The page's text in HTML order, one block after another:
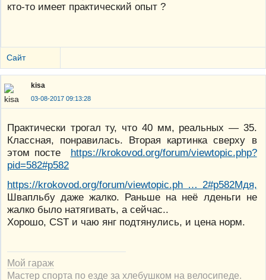
кто-то имеет практический опыт ?
Сайт
kisa
03-08-2017 09:13:28
Практически трогал ту, что 40 мм, реальных — 35.
Классная, понравилась. Вторая картинка сверху в
этом посте https://krokovod.org/forum/viewtopic.php?
pid=582#p582
https://krokovod.org/forum/viewtopic.ph … 2#p582Мдя,
Швапльбу даже жалко. Раньше на неё лденьги не
жалко было натягивать, а сейчас..
Хорошо, СST и чаю янг подтянулись, и цена норм.
Мой гараж
Мастер спорта по езде за хлебушком на велосипеде.